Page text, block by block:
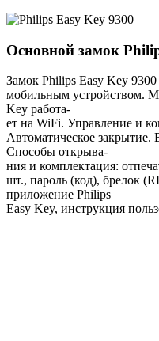
Основной замок
Замок Philips Easy Key
мобильным устройством.
Key работа-
ет на WiFi. Управление и
Автоматическое закрытие.
Способы открыва-
ния и комплектация:
шт., пароль (код), брелок
приложение Philips
Easy Key, инструкция